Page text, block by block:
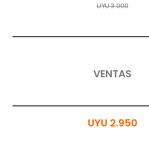
UYU 3.000
VENTAS
UYU 2.950